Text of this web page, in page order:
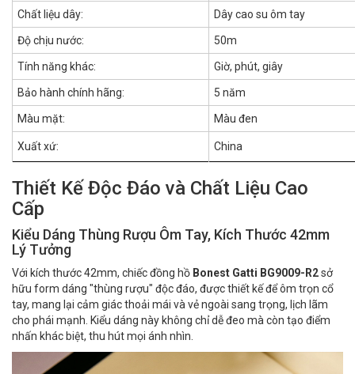
Chất liệu dây: Dây cao su ôm tay
Độ chịu nước: 50m
Tính năng khác: Giờ, phút, giây
Bảo hành chính hãng: 5 năm
Màu mặt: Màu đen
Xuất xứ: China
Thiết Kế Độc Đáo và Chất Liệu Cao
Cấp
Kiểu Dáng Thùng Rượu Ôm Tay, Kích Thước 42mm
Lý Tưởng
Với kích thước 42mm, chiếc đồng hồ Bonest Gatti BG9009-R2sở
hữu form dáng "thùng rượu" độc đáo, được thiết kế để ôm trọn cổ
tay, mang lại cảm giác thoải mái và vẻ ngoài sang trọng, lịch lãm
cho phái mạnh. Kiểu dáng này không chỉ dễ đeo mà còn tạo điểm
nhấn khác biệt, thu hút mọi ánh nhìn.